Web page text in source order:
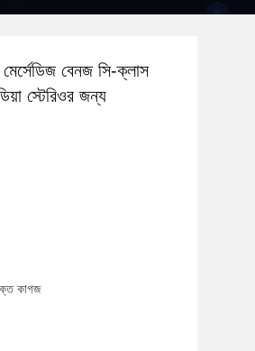
বেনজ সি-ক্লাস
স্টেরিওর জন্য
কাগজ